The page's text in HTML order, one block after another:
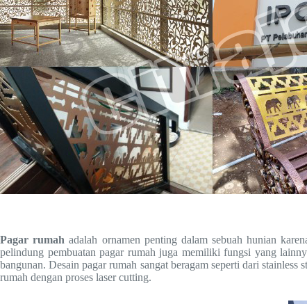
Pagar rumah adalah ornamen penting dalam sebuah hunian
pelindung pembuatan pagar rumah juga memiliki fungsi yang
bangunan. Desain pagar rumah sangat beragam seperti dari
rumah dengan proses laser cutting.